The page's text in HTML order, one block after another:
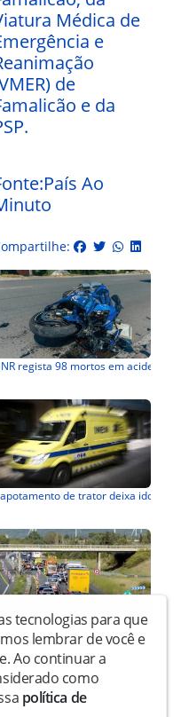
Médica de
e
de
e da
Ao
tecnologias para que
lembrar de você e
Ao continuar a
como
política de